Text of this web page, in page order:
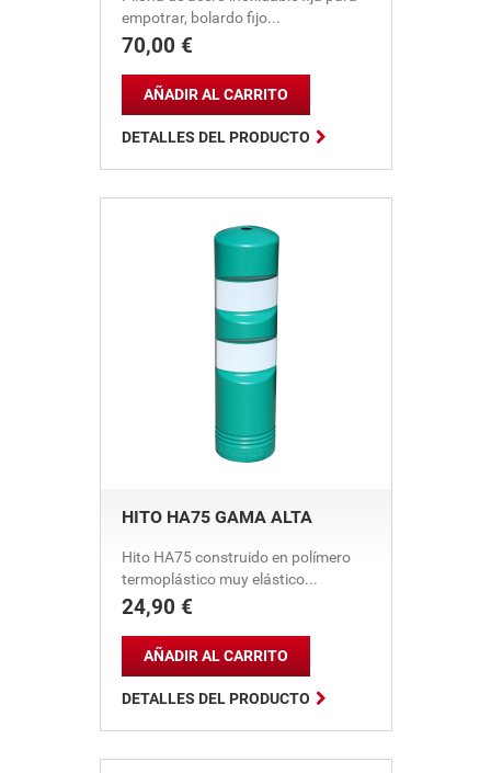
empotrar, bolardo fijo...
Precio
70,00 €

AÑADIR AL CARRITO
DETALLES DEL PRODUCTO
HITO HA75 GAMA ALTA
Hito HA75 construido en polímero
termoplástico muy elástico...
Precio
24,90 €

AÑADIR AL CARRITO
DETALLES DEL PRODUCTO